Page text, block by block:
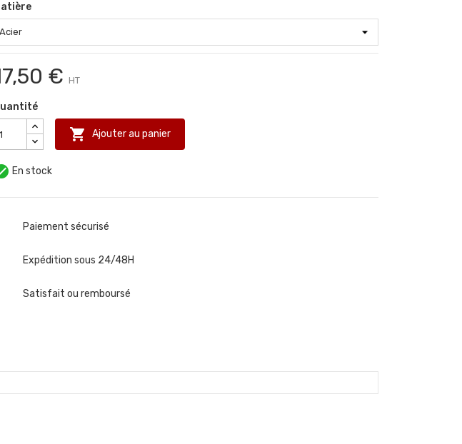
€ HT
 Ajouter au panier
En stock
Paiement sécurisé
Expédition sous 24/48H
Satisfait ou remboursé